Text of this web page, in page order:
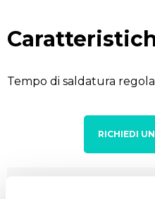
Tempo di saldatura
RICHIEDI